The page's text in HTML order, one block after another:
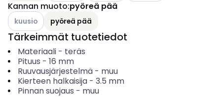
Kannan muoto:pyöreä pää
Katso käytettävissä olevat vaihtoehdot
kuusio pyöreä pää
Tärkeimmät tuotetiedot
Materiaali- teräs
Pituus - 16 mm
Ruuvausjärjestelmä- muu
Kierteen halkaisija- 3.5 mm
Pinnan suojaus - muu